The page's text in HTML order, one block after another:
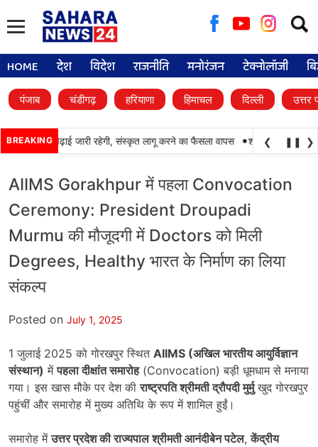
for:
HOME देश विदेश राजनीति मनोरंजन टेक्नोलॉजी
पंजाब चंडीगढ़ हरियाणा हिमाचल दिल्ली उत्तर
BREAKING
में पंजाबी की पढ़ाई जारी रहेगी, संस्कृत लागू करने का फैसला वापस • श्री गुरु हरिकृष्ण
❮ ❚❚ ❯
AIIMS Gorakhpur में पहला Convocation
Ceremony: President Droupadi
Murmu की मौजूदगी में Doctors को मिली
Degrees, Healthy भारत के निर्माण का लिया
संकल्प
Posted on July 1, 2025
1 जुलाई 2025 को गोरखपुर स्थित AIIMS (अखिल भारतीय आयुर्विज्ञान
संस्थान) मेंपहला दीक्षांत समारोह(Convocation) बड़ी धूमधाम से मनाया
गया। इस खास मौके पर देश कीराष्ट्रपति श्रीमती द्रौपदी मुर्मुखुद गोरखपुर
पहुंचीं और समारोह में मुख्य अतिथि के रूप में शामिल हुईं।
समारोह मेंउत्तर प्रदेश की राज्यपाल श्रीमती आनंदीबेन पटेल,केंद्रीय